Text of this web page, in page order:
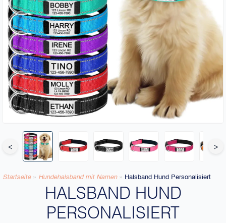
< >
Startseite » Hundehalsband mit Namen​ » Halsband Hund Personalisiert
HALSBAND HUND
PERSONALISIERT